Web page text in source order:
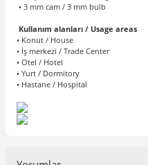
• 3 mm cam / 3 mm bulb
Kullanım alanları / Usage areas
• Konut / House
• İş merkezi / Trade Center
• Otel / Hotel
• Yurt / Dormitory
• Hastane / Hospital